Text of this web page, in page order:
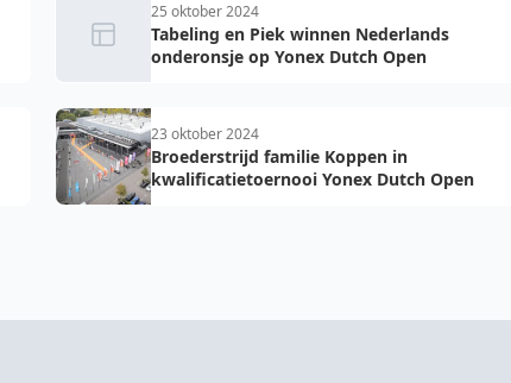
25 oktober 2024
Tabeling en Piek winnen Nederlands
onderonsje op Yonex Dutch Open
23 oktober 2024
Broederstrijd familie Koppen in
kwalificatietoernooi Yonex Dutch Open